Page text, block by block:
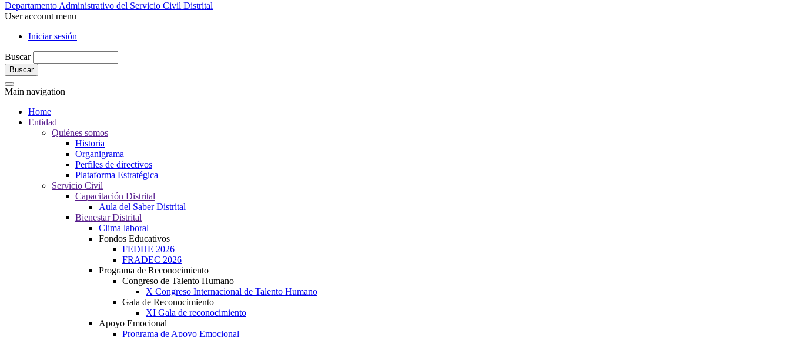
Departamento Administrativo del Servicio Civil Distrital
User account menu
Iniciar sesión
Buscar
Main navigation
Home
Entidad
Quiénes somos
Historia
Organigrama
Perfiles de directivos
Plataforma Estratégica
Servicio Civil
Capacitación Distrital
Aula del Saber Distrital
Bienestar Distrital
Clima laboral
Fondos Educativos
FEDHE 2026
FRADEC 2026
Programa de Reconocimiento
Congreso de Talento Humano
X Congreso Internacional de Talento Humano
Gala de Reconocimiento
XI Gala de reconocimiento
Apoyo Emocional
Programa de Apoyo Emocional